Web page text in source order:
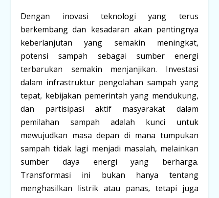
Dengan inovasi teknologi yang terus
berkembang dan kesadaran akan pentingnya
keberlanjutan yang semakin meningkat,
potensi sampah sebagai sumber energi
terbarukan semakin menjanjikan. Investasi
dalam infrastruktur pengolahan sampah yang
tepat, kebijakan pemerintah yang mendukung,
dan partisipasi aktif masyarakat dalam
pemilahan sampah adalah kunci untuk
mewujudkan masa depan di mana tumpukan
sampah tidak lagi menjadi masalah, melainkan
sumber daya energi yang berharga.
Transformasi ini bukan hanya tentang
menghasilkan listrik atau panas, tetapi juga